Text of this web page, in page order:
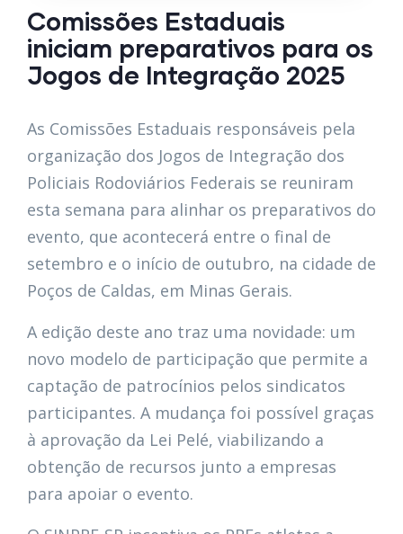
Comissões Estaduais
iniciam preparativos para os
Jogos de Integração 2025
As Comissões Estaduais responsáveis pela
organização dos Jogos de Integração dos
Policiais Rodoviários Federais se reuniram
esta semana para alinhar os preparativos do
evento, que acontecerá entre o final de
setembro e o início de outubro, na cidade de
Poços de Caldas, em Minas Gerais.
A edição deste ano traz uma novidade: um
novo modelo de participação que permite a
captação de patrocínios pelos sindicatos
participantes. A mudança foi possível graças
à aprovação da Lei Pelé, viabilizando a
obtenção de recursos junto a empresas
para apoiar o evento.